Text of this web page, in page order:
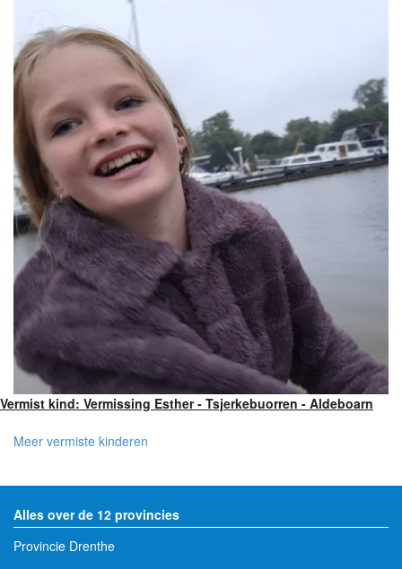
Vermist kind: Vermissing Esther - Tsjerkebuorren - Aldeboarn
Meer vermiste kinderen
Alles over de 12 provincies
Provincie Drenthe